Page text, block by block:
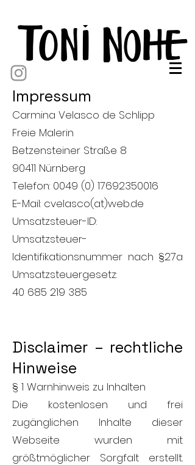
Impressum
Carmina Velasco de Schlipp
Freie Malerin
Betzensteiner Straße 8
90411 Nürnberg
Telefon: 0049 (0) 17692350016
E-Mail: cvelasco(at)web.de
Umsatzsteuer-ID:
Umsatzsteuer-
Identifikationsnummer nach §27a
Umsatzsteuergesetz:
40 685 219 385
Disclaimer – rechtliche
Hinweise
§ 1 Warnhinweis zu Inhalten
Die kostenlosen und frei
zugänglichen Inhalte dieser
Webseite wurden mit
größtmöglicher Sorgfalt erstellt.